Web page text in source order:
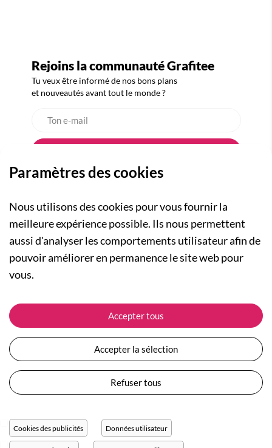
Rejoins la communauté Grafitee
Tu veux être informé de nos bons plans
et nouveautés avant tout le monde ?
A PROPOS
Qui sommes-nous ?
Actualités
Nos engagements
Plan du site
Devenir revendeur
NOS RUBRIQUES
Collection Femme
Collection Enfants
Les Totebags
Nos différents thèmes
ASSISTANCE
Suivre ma commande
Expédition et livraison
Retour et remboursement
Moyens de paiement
Questions / Réponses
Conditions générales de vente
Protection des données personnelles
Réglage des cookies
Paramètres des cookies
Nous utilisons des cookies pour vous fournir la
meilleure expérience possible. Ils nous permettent
aussi d'analyser les comportements utilisateur afin de
pouvoir améliorer en permanence le site web pour
vous.
Accepter tous
Accepter la sélection
Refuser tous
Cookies des publicités Données utilisateur